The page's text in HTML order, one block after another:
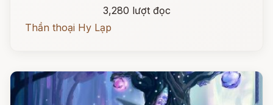
3,280 lượt đọc
Thần thoại Hy Lạp